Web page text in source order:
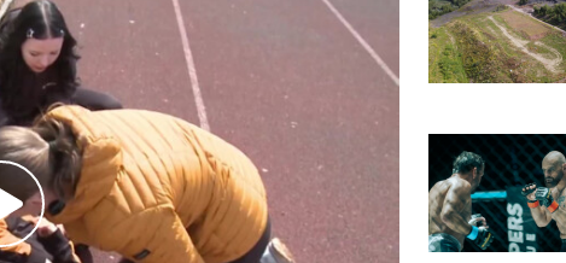
Přehrát